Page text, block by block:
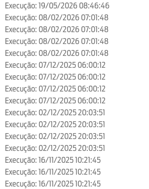
Execução: 19/05/2026 08:46:46
Execução: 08/02/2026 07:01:48
Execução: 08/02/2026 07:01:48
Execução: 08/02/2026 07:01:48
Execução: 08/02/2026 07:01:48
Execução: 07/12/2025 06:00:12
Execução: 07/12/2025 06:00:12
Execução: 07/12/2025 06:00:12
Execução: 07/12/2025 06:00:12
Execução: 02/12/2025 20:03:51
Execução: 02/12/2025 20:03:51
Execução: 02/12/2025 20:03:51
Execução: 02/12/2025 20:03:51
Execução: 16/11/2025 10:21:45
Execução: 16/11/2025 10:21:45
Execução: 16/11/2025 10:21:45